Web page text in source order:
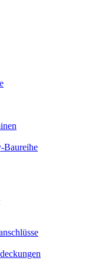
Baureihe